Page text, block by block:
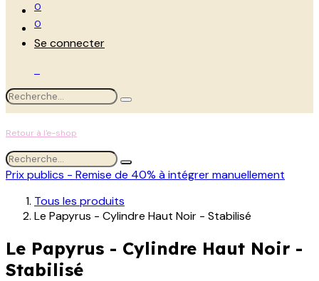
0
0
Se connecter
Retour à l'e-shop
Prix publics - Remise de 40% à intégrer manuellement
Tous les produits
Le Papyrus - Cylindre Haut Noir - Stabilisé
Le Papyrus - Cylindre Haut Noir -
Stabilisé